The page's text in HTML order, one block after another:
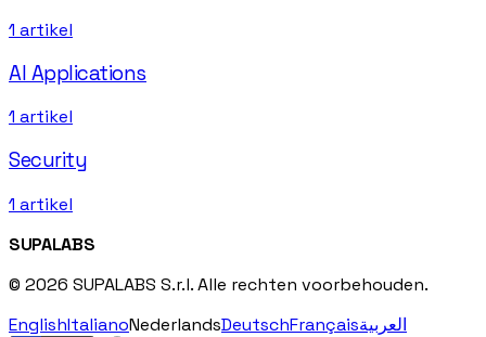
1 artikel
AI Applications
1 artikel
Security
1 artikel
SUPALABS
© 2026 SUPALABS S.r.l. Alle rechten voorbehouden.
EnglishItalianoNederlandsDeutschFrançaisالعربية